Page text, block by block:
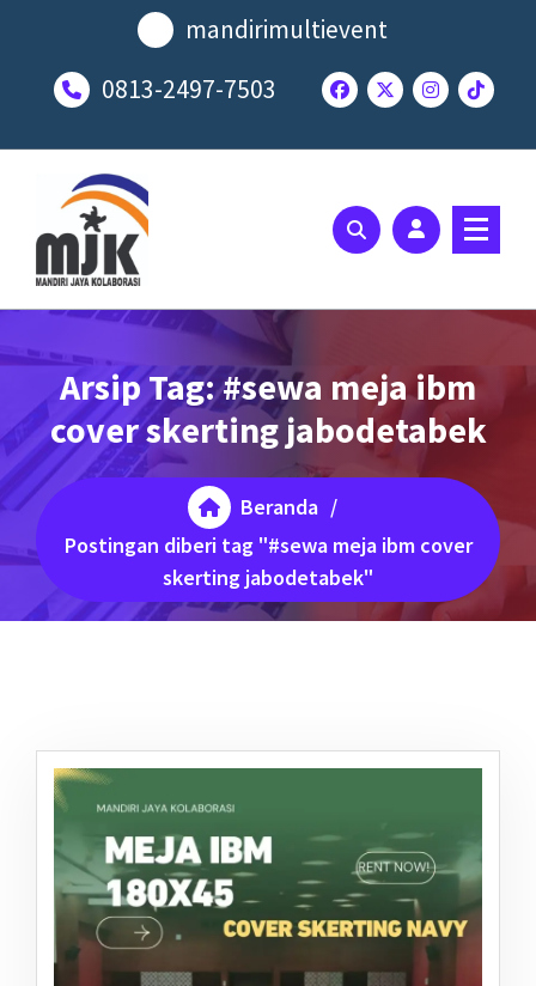
mandirimultievent
0813-2497-7503
Arsip Tag: #sewa meja ibm
cover skerting jabodetabek
Beranda /
Postingan diberi tag "#sewa meja ibm cover
skerting jabodetabek"